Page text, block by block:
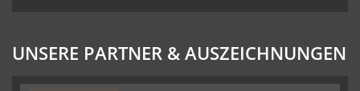
UNSERE PARTNER & AUSZEICHNUNGEN